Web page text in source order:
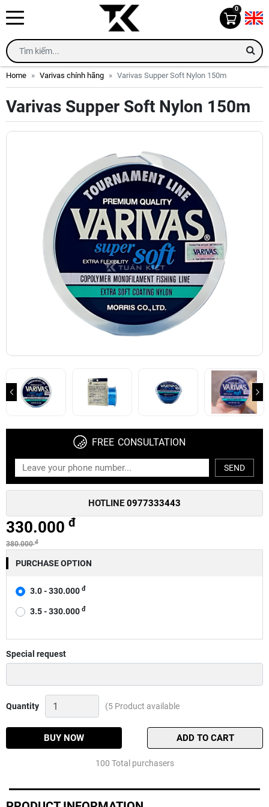
0
Home Varivas chính hãng Varivas Supper Soft Nylon 150m
Varivas Supper Soft Nylon 150m
FREE CONSULTATION
SEND
HOTLINE 0977333443
330.000 đ
380.000đ
PURCHASE OPTION
3.0 - 330.000 đ
3.5 - 330.000 đ
Special request
Quantity
Varivas
Supper
Nylon
(5 Product available
BUY NOW ADD TO CART
100 Total purchasers